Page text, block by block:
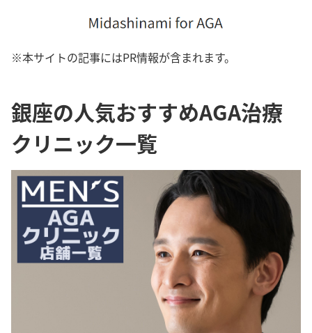
※本サイトの記事にはPR情報が含まれます。
銀座の人気おすすめAGA治療
クリニック一覧